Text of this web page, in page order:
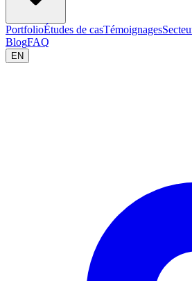
PortfolioÉtudes de casTémoignages
BlogFAQ
EN